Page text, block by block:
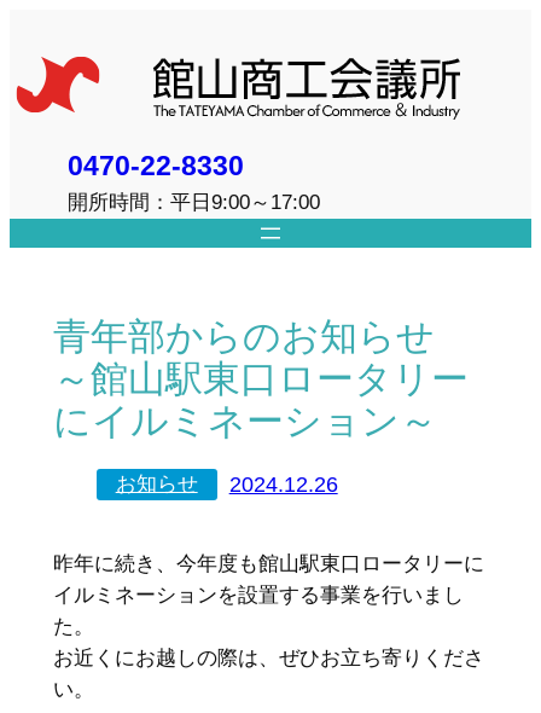
を
ス
0470-22-8330
開所時間：平日9:00～17:00
青年部からのお知らせ
～館山駅東口ロータリー
にイルミネーション～
お知らせ 2024.12.26
昨年に続き、今年度も館山駅東口ロータリーに
イルミネーションを設置する事業を行いまし
た。
お近くにお越しの際は、ぜひお立ち寄りくださ
い。